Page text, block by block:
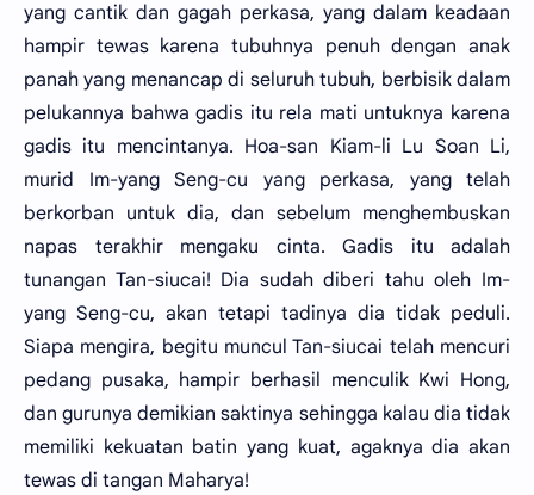
yang cantik dan gagah perkasa, yang dalam keadaan
hampir tewas karena tubuhnya penuh dengan anak
panah yang menancap di seluruh tubuh, berbisik dalam
pelukannya bahwa gadis itu rela mati untuknya karena
gadis itu mencintanya. Hoa-san Kiam-li Lu Soan Li,
murid Im-yang Seng-cu yang perkasa, yang telah
berkorban untuk dia, dan sebelum menghembuskan
napas terakhir mengaku cinta. Gadis itu adalah
tunangan Tan-siucai! Dia sudah diberi tahu oleh Im-
yang Seng-cu, akan tetapi tadinya dia tidak peduli.
Siapa mengira, begitu muncul Tan-siucai telah mencuri
pedang pusaka, hampir berhasil menculik Kwi Hong,
dan gurunya demikian saktinya sehingga kalau dia tidak
memiliki kekuatan batin yang kuat, agaknya dia akan
tewas di tangan Maharya!